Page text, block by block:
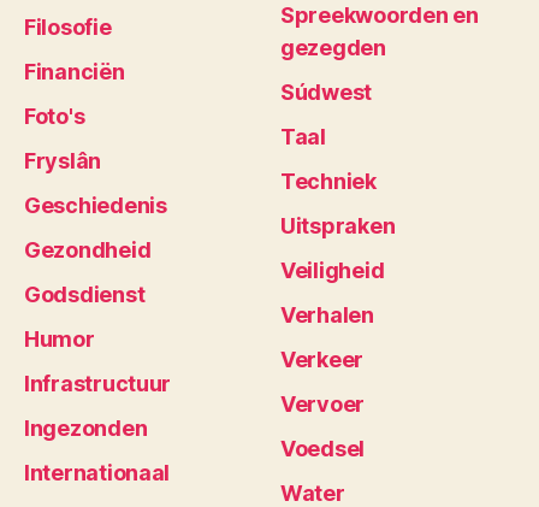
Filosofie
Financiën
Foto's
Fryslân
Geschiedenis
Gezondheid
Godsdienst
Humor
Infrastructuur
Ingezonden
Internationaal
Spreekwoorden en
gezegden
Súdwest
Taal
Techniek
Uitspraken
Veiligheid
Verhalen
Verkeer
Vervoer
Voedsel
Water